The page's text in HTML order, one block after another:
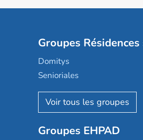
Groupes
Domitys
Senioriales
Nohée
Les Résidentiels
Mobicap
Groupes EHPAD